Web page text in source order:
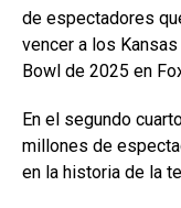
de espectadores
vencer a los
Bowl de 2025 en
En el segundo
millones de
en la historia de la